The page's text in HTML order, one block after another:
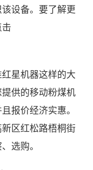
设备。要了解更
星机器这样的大
供的移动粉煤机
报价经济实惠。
区红松路梧桐街
选购。